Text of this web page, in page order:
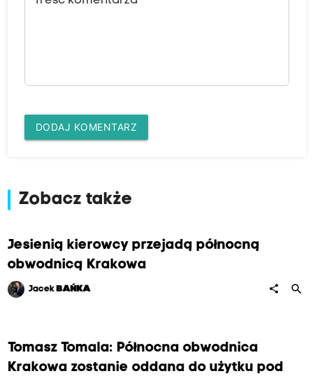
DODAJ KOMENTARZ
Zobacz także
Jesienią kierowcy przejadą północną
obwodnicą Krakowa
Jacek BAŃKA share search
Tomasz Tomala: Północna obwodnica
Krakowa zostanie oddana do użytku pod